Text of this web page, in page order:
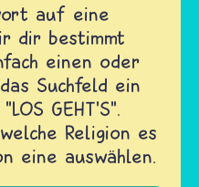
auf eine
dir bestimmt
einen oder
Suchfeld ein
GEHT'S".
Religion es
eine auswählen.